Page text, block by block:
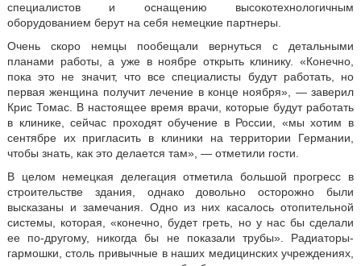
специалистов и оснащению высокотехнологичным
оборудованием берут на себя немецкие партнеры.
Очень скоро немцы пообещали вернуться с детальными
планами работы, а уже в ноябре открыть клинику. «Конечно,
пока это не значит, что все специалисты будут работать, но
первая женщина получит лечение в конце ноября», — заверил
Крис Томас. В настоящее время врачи, которые будут работать
в клинике, сейчас проходят обучение в России, «мы хотим в
сентябре их пригласить в клиники на территории Германии,
чтобы знать, как это делается там», — отметили гости.
В целом немецкая делегация отметила большой прогресс в
строительстве здания, однако довольно осторожно были
высказаны и замечания. Одно из них касалось отопительной
системы, которая, «конечно, будет греть, но у нас бы сделали
ее по-другому, никогда бы не показали трубы». Радиаторы-
гармошки, столь привычные в наших медицинских учреждениях,